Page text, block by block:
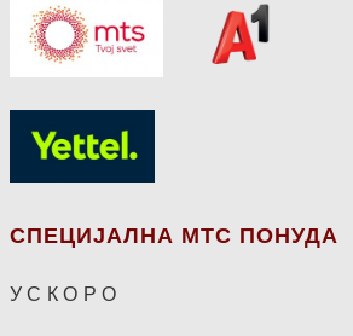
СПЕЦИЈАЛНА МТС ПОНУДА
У С К О Р О